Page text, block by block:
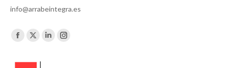
info@arrabeintegra.es
Encuéntranos en:
Facebook
X
LinkedinInstagram